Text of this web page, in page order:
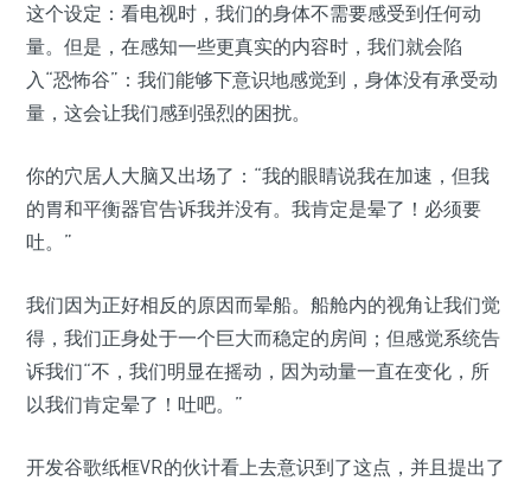
这个设定：看电视时，我们的身体不需要感受到任何动
量。但是，在感知一些更真实的内容时，我们就会陷
入“恐怖谷”：我们能够下意识地感觉到，身体没有承受动
量，这会让我们感到强烈的困扰。
你的穴居人大脑又出场了：“我的眼睛说我在加速，但我
的胃和平衡器官告诉我并没有。我肯定是晕了！必须要
吐。”
我们因为正好相反的原因而晕船。船舱内的视角让我们觉
得，我们正身处于一个巨大而稳定的房间；但感觉系统告
诉我们“不，我们明显在摇动，因为动量一直在变化，所
以我们肯定晕了！吐吧。”
开发谷歌纸框VR的伙计看上去意识到了这点，并且提出了